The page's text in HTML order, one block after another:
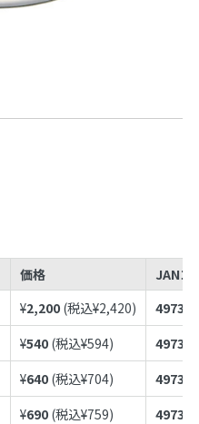
価格
JANコ
¥2,200 (税込¥2,420)
¥540 (税込¥594)
¥640 (税込¥704)
¥690 (税込¥759)